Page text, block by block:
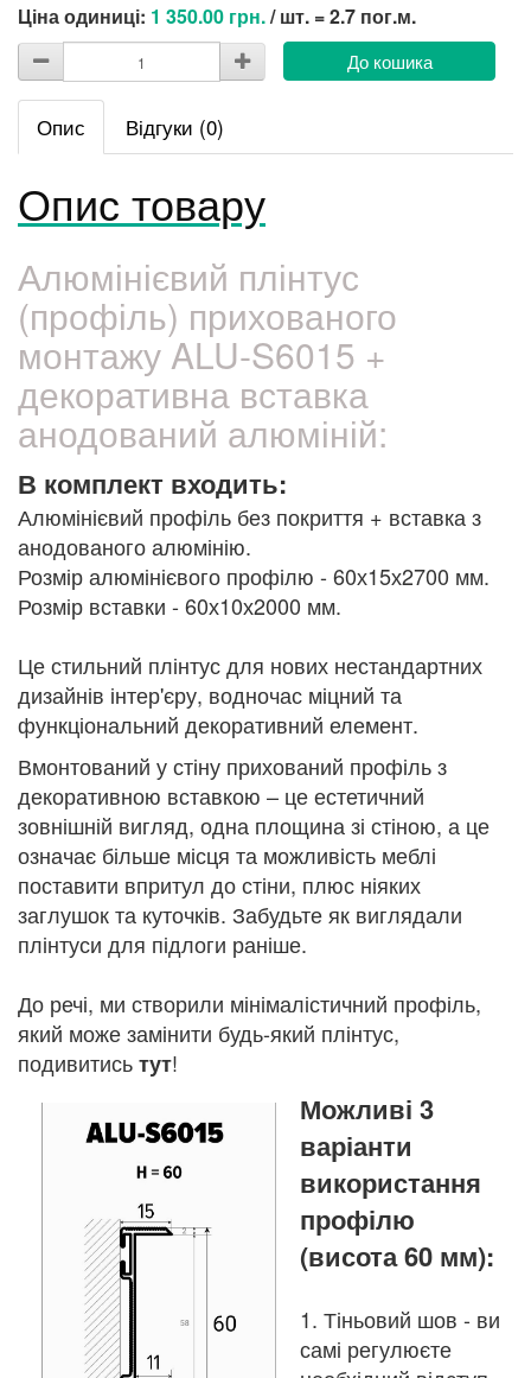
Ціна одиниці: 1 350.00 грн./ шт. = 2.7 пог.м.
До кошика
Опис Відгуки (0)
Опис товару
Алюмінієвий плінтус
(профіль) прихованого
монтажу ALU-S6015 +
декоративна вставка
анодований алюміній:
В комплект входить:
Алюмінієвий профіль без покриття + вставка з
анодованого алюмінію.
Розмір алюмінієвого профілю - 60х15х2700 мм.
Розмір вставки - 60х10х2000 мм.
Це стильний плінтус для нових нестандартних
дизайнів інтер'єру, водночас міцний та
функціональний декоративний елемент.
Вмонтований у стіну прихований профіль з
декоративною вставкою – це естетичний
зовнішній вигляд, одна площина зі стіною, а це
означає більше місця та можливість меблі
поставити впритул до стіни, плюс ніяких
заглушок та куточків. Забудьте як виглядали
плінтуси для підлоги раніше.
До речі, ми створили мінімалістичний профіль,
який може замінити будь-який плінтус,
подивитисьтут!
Можливі 3
варіанти
використання
профілю
(висота 60 мм):
1. Тіньовий шов - ви
самі регулюєте